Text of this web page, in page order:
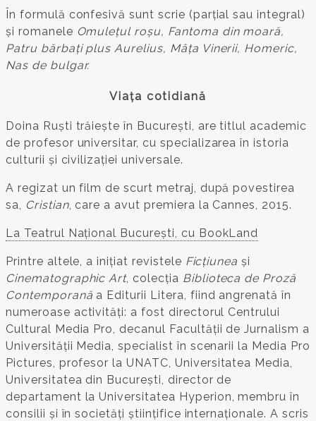
În formulă confesivă sunt scrie (parțial sau integral)
și romanele Omulețul roșu, Fantoma din moară,
Patru bărbați plus Aurelius, Mâța Vinerii, Homeric,
Nas de bulgar.
Viața cotidiană
Doina Ruști trăiește în București, are titlul academic
de profesor universitar, cu specializarea în istoria
culturii și civilizației universale.
A regizat un film de scurt metraj, după povestirea
sa, Cristian, care a avut premiera la Cannes, 2015.
La Teatrul Național București, cu BookLand
Printre altele, a inițiat revistele Ficțiunea și
Cinematographic Art, colecția Biblioteca de Proză
Contemporană a Editurii Litera, fiind angrenată în
numeroase activități: a fost directorul Centrului
Cultural Media Pro, decanul Facultății de Jurnalism a
Universității Media, specialist în scenarii la Media Pro
Pictures, profesor la UNATC, Universitatea Media,
Universitatea din București, director de
departament la Universitatea Hyperion, membru în
consilii și în societăți științifice internaționale. A scris